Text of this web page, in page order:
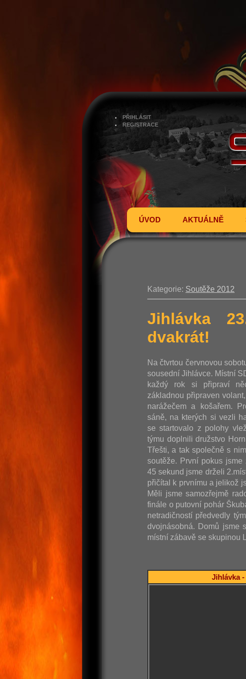
PŘIHLÁSIT
REGISTRACE
ÚVOD AKTUÁLNĚ
Kategorie: Soutěže 2012
Jihlávka
dvakrát!
Na čtvrtou červnovou
sousední Jihlávce. Místní
každý rok si připraví
základnou připraven
narážečem a košařem.
sáně, na kterých si vezli
se startovalo z polohy
týmu doplnili družstvo
Třešti, a tak společně s
soutěže. První pokus
45 sekund jsme drželi
přičítal k prvnímu a jelikož
Měli jsme samozřejmě
finále o putovní pohár
netradičností předvedly
dvojnásobná. Domů jsme
místní zábavě se skupinou
Jihlávka